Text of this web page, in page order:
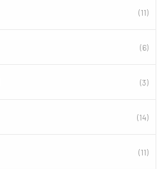
(11)
(6)
(3)
(14)
(11)